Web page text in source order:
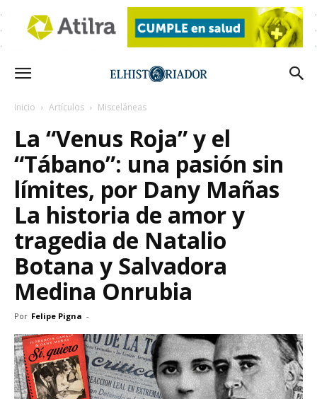
Inicio Artículos Misceláneas
La “Venus Roja” y el
“Tábano”: una pasión sin
límites, por Dany Mañas
La historia de amor y
tragedia de Natalio
Botana y Salvadora
Medina Onrubia
Por Felipe Pigna -